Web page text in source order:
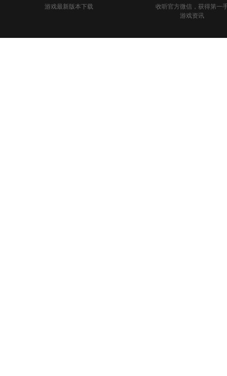
游戏最新版本下载
收听官方微信，获得第一
游戏资讯